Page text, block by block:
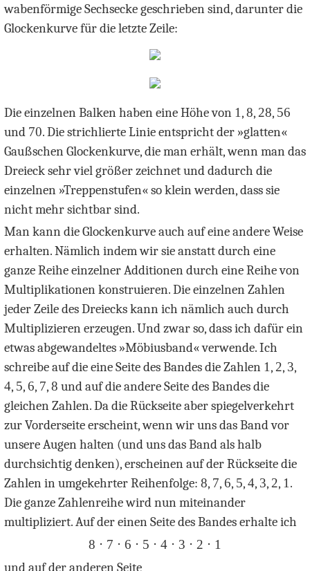
wabenförmige Sechsecke geschrieben sind, darunter die
Glockenkurve für die letzte Zeile:
Die einzelnen Balken haben eine Höhe von 1,8, 28, 56
und 70. Die strichlierte Linie entspricht der »glatten«
Gaußschen Glockenkurve, die man erhält, wenn man das
Dreieck sehr viel größer zeichnet und dadurch die
einzelnen »Treppenstufen« so klein werden, dass sie
nicht mehr sichtbar sind.
Man kann die Glockenkurve auch auf eine andere Weise
erhalten. Nämlich indem wir sie anstatt durch eine
ganze Reihe einzelner Additionen durch eine Reihe von
Multiplikationen konstruieren. Die einzelnen Zahlen
jeder Zeile des Dreiecks kann ich nämlich auch durch
Multiplizieren erzeugen. Und zwar so, dass ich dafür ein
etwas abgewandeltes »Möbiusband« verwende. Ich
schreibe auf die eine Seite des Bandes die Zahlen 1,2, 3,
4, 5,6, 7,8 und auf die andere Seite des Bandes die
gleichen Zahlen. Da die Rückseite aber spiegelverkehrt
zur Vorderseite erscheint, wenn wir uns das Band vor
unsere Augen halten (und uns das Band als halb
durchsichtig denken), erscheinen auf der Rückseite die
Zahlen in umgekehrter Reihenfolge: 8, 7,6, 5,4, 3,2, 1.
Die ganze Zahlenreihe wird nun miteinander
multipliziert. Auf der einen Seite des Bandes erhalte ich
8 ⋅ 7 ⋅ 6 ⋅ 5 ⋅ 4 ⋅ 3 ⋅ 2 ⋅ 1
und auf der anderen Seite